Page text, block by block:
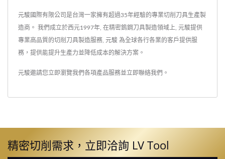
元駿國際有限公司是台灣一家擁有超過35年經驗的專業切削刀具生產製
造商。 我們成立於西元1997年, 在精密鎢鋼刀具製造領域上, 元駿提供
專業高品質的切削刀具製造服務, 元駿 為全球各行各業的客戶提供服
務，提供能提升生產力並降低成本的解決方案。
元駿邀請您立即瀏覽我們各項產品服務並立即聯絡我們 。
精密切削需求，立即洽詢 LV Tool